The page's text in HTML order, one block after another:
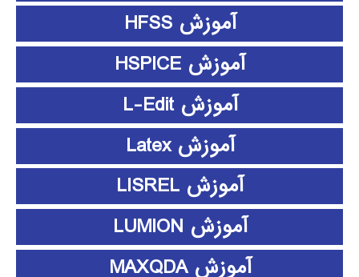
آموزش HFSS
آموزش HSPICE
آموزش L-Edit
آموزش Latex
آموزش LISREL
آموزش LUMION
آموزش MAXQDA